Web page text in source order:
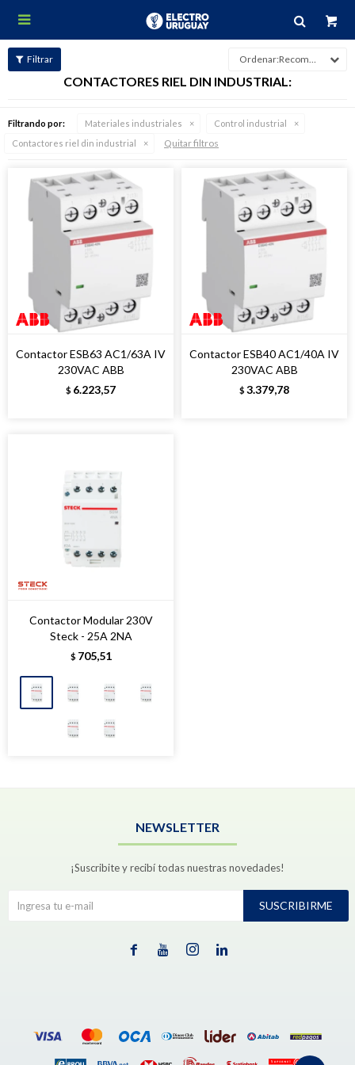

Recomendados
CONTACTORES RIEL DIN INDUSTRIAL:
Filtrando por: Materiales industriales
Control industrial
Contactores riel din industrial
Quitar filtros
Contactor ESB63 AC1/63A IV
230VAC ABB
$ 6.223,57
Contactor ESB40 AC1/40A IV
230VAC ABB
$ 3.379,78
Contactor Modular 230V
Steck - 25A 2NA
$ 705,51
NEWSLETTER
¡Suscribite y recibí todas nuestras novedades!
SUSCRIBIRME
   